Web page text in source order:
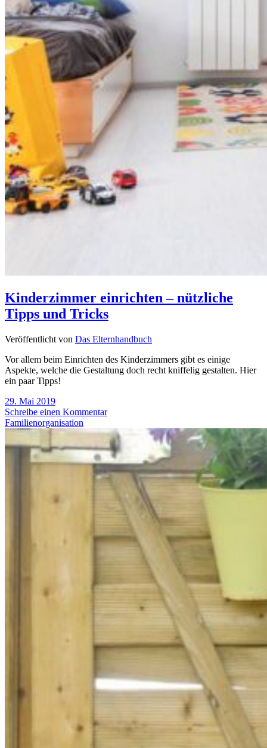
Kinderzimmer einrichten – nützliche
Tipps und Tricks
Veröffentlicht von Das Elternhandbuch
Vor allem beim Einrichten des Kinderzimmers gibt es einige
Aspekte, welche die Gestaltung doch recht kniffelig gestalten. Hier
ein paar Tipps!
29. Mai 2019
Schreibe einen Kommentar
Familienorganisation